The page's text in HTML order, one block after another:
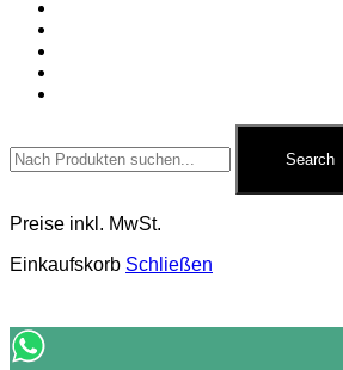
for:
Search
Preise inkl. MwSt.
Einkaufskorb Schließen